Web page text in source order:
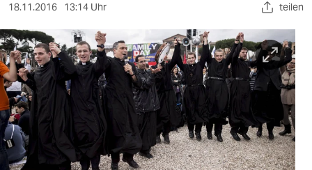
sport
berlin
nord
wahrheit
verlag
18.11.2016 13:14 Uhr teilen